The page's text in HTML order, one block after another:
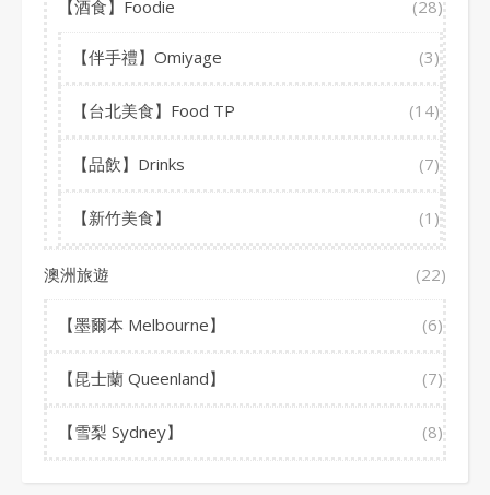
【酒食】Foodie (28)
【伴手禮】Omiyage (3)
【台北美食】Food TP (14)
【品飲】Drinks (7)
【新竹美食】 (1)
澳洲旅遊 (22)
【墨爾本 Melbourne】 (6)
【昆士蘭 Queenland】 (7)
【雪梨 Sydney】 (8)